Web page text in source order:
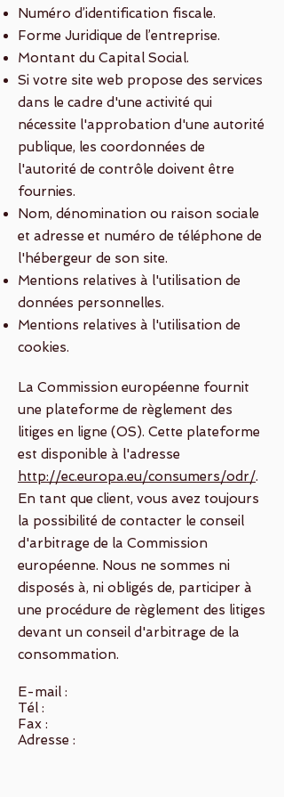
Numéro d’identification fiscale.
Forme Juridique de l’entreprise.
Montant du Capital Social.
Si votre site web propose des services
dans le cadre d'une activité qui
nécessite l'approbation d'une autorité
publique, les coordonnées de
l'autorité de contrôle doivent être
fournies. ​​​
Nom, dénomination ou raison sociale
et adresse et numéro de téléphone de
l'hébergeur de son site.
Mentions relatives à l'utilisation de
données personnelles.
Mentions relatives à l'utilisation de
cookies.
La Commission européenne fournit
une plateforme de règlement des
litiges en ligne (OS). Cette plateforme
est disponible à l'adresse
http://ec.europa.eu/consumers/odr/.
En tant que client, vous avez toujours
la possibilité de contacter le conseil
d'arbitrage de la Commission
européenne. Nous ne sommes ni
disposés à, ni obligés de, participer à
une procédure de règlement des litiges
devant un conseil d'arbitrage de la
consommation.
E-mail :
Tél :
Fax :
Adresse :